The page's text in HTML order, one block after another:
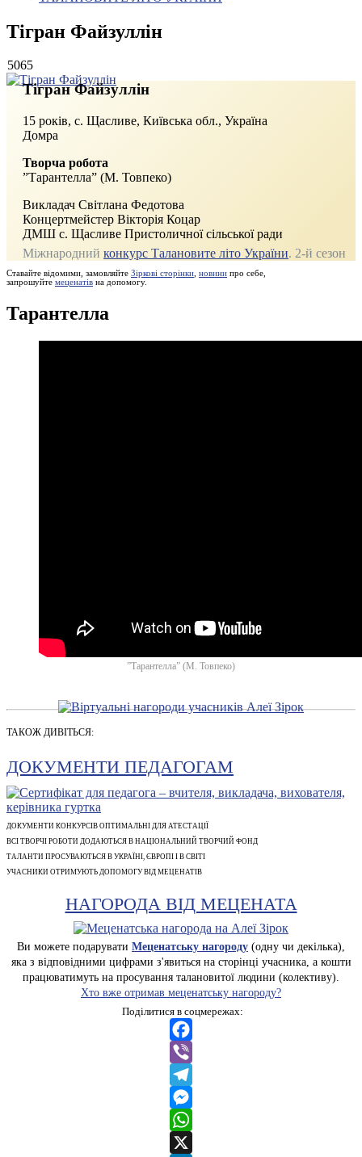
Тігран Файзуллін
5065
Тігран Файзуллін
15 років, с. Щасливе, Київська обл., Україна
Домра
Творча робота
”Тарантелла” (М. Товпеко)
Викладач Світлана Федотова
Концертмейстер Вікторія Коцар
ДМШ с. Щасливе Пристоличної сільської ради
Міжнародний конкурс Талановите літо України. 2‑й сезон
Ставайте відомими, замовляйте Зіркові сторінки новини про себе,
запрошуйте меценатів на допомогу.
Тарантелла
”Тарантелла” (М. Товпеко)
ТАКОЖ ДИВІТЬСЯ:
ДОКУМЕНТИ ПЕДАГОГАМ
ДОКУМЕНТИ КОНКУРСІВ ОПТИМАЛЬНІ ДЛЯ АТЕСТАЦІЇ
ВСІ ТВОРЧІ РОБОТИ ДОДАЮТЬСЯ В НАЦІОНАЛЬНИЙ ТВОРЧИЙ ФОНД
ТАЛАНТИ ПРОСУВАЮТЬСЯ В УКРАЇНІ, ЄВРОПІ І В СВІТІ
УЧАСНИКИ ОТРИМУЮТЬ ДОПОМОГУ ВІД МЕЦЕНАТІВ
НАГОРОДА ВІД МЕЦЕНАТА
Ви можете подарувати Меценатську нагороду (одну чи декілька),
яка з відповідними цифрами з'явиться на сторінці учасника, а кошти
працюватимуть на просування талановитої людини (колективу).
Хто вже отримав меценатську нагороду?
Поділитися в соцмережах:
Facebook
Viber
Telegram
Messenger
WhatsApp